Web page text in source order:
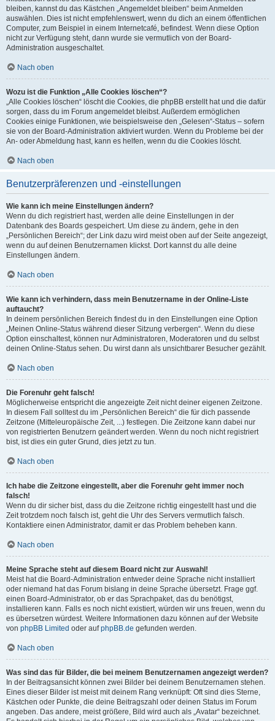
bleiben, kannst du das Kästchen „Angemeldet bleiben“ beim Anmelden
auswählen. Dies ist nicht empfehlenswert, wenn du dich an einem öffentlichen
Computer, zum Beispiel in einem Internetcafé, befindest. Wenn diese Option
nicht zur Verfügung steht, dann wurde sie vermutlich von der Board-
Administration ausgeschaltet.
Nach oben
Wozu ist die Funktion „Alle Cookies löschen“?
„Alle Cookies löschen“ löscht die Cookies, die phpBB erstellt hat und die dafür
sorgen, dass du im Forum angemeldet bleibst. Außerdem ermöglichen
Cookies einige Funktionen, wie beispielsweise den „Gelesen“-Status – sofern
sie von der Board-Administration aktiviert wurden. Wenn du Probleme bei der
An- oder Abmeldung hast, kann es helfen, wenn du die Cookies löscht.
Nach oben
Benutzerpräferenzen und -einstellungen
Wie kann ich meine Einstellungen ändern?
Wenn du dich registriert hast, werden alle deine Einstellungen in der
Datenbank des Boards gespeichert. Um diese zu ändern, gehe in den
„Persönlichen Bereich“; der Link dazu wird meist oben auf der Seite angezeigt,
wenn du auf deinen Benutzernamen klickst. Dort kannst du alle deine
Einstellungen ändern.
Nach oben
Wie kann ich verhindern, dass mein Benutzername in der Online-Liste
auftaucht?
In deinem persönlichen Bereich findest du in den Einstellungen eine Option
„Meinen Online-Status während dieser Sitzung verbergen“. Wenn du diese
Option einschaltest, können nur Administratoren, Moderatoren und du selbst
deinen Online-Status sehen. Du wirst dann als unsichtbarer Besucher gezählt.
Nach oben
Die Forenuhr geht falsch!
Möglicherweise entspricht die angezeigte Zeit nicht deiner eigenen Zeitzone.
In diesem Fall solltest du im „Persönlichen Bereich“ die für dich passende
Zeitzone (Mitteleuropäische Zeit, ...) festlegen. Die Zeitzone kann dabei nur
von registrierten Benutzern geändert werden. Wenn du noch nicht registriert
bist, ist dies ein guter Grund, dies jetzt zu tun.
Nach oben
Ich habe die Zeitzone eingestellt, aber die Forenuhr geht immer noch
falsch!
Wenn du dir sicher bist, dass du die Zeitzone richtig eingestellt hast und die
Zeit trotzdem noch falsch ist, geht die Uhr des Servers vermutlich falsch.
Kontaktiere einen Administrator, damit er das Problem beheben kann.
Nach oben
Meine Sprache steht auf diesem Board nicht zur Auswahl!
Meist hat die Board-Administration entweder deine Sprache nicht installiert
oder niemand hat das Forum bislang in deine Sprache übersetzt. Frage ggf.
einen Board-Administrator, ob er das Sprachpaket, das du benötigst,
installieren kann. Falls es noch nicht existiert, würden wir uns freuen, wenn du
es übersetzen würdest. Weitere Informationen dazu können auf der Website
von phpBB Limited oder aufphpBB.de gefunden werden.
Nach oben
Was sind das für Bilder, die bei meinem Benutzernamen angezeigt werden?
In der Beitragsansicht können zwei Bilder bei deinem Benutzernamen stehen.
Eines dieser Bilder ist meist mit deinem Rang verknüpft: Oft sind dies Sterne,
Kästchen oder Punkte, die deine Beitragszahl oder deinen Status im Forum
angeben. Das andere, meist größere, Bild wird auch als „Avatar“ bezeichnet.